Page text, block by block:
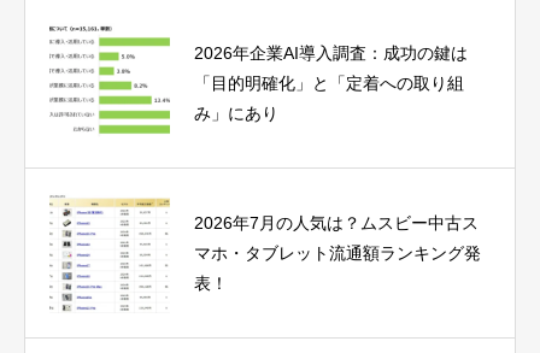
2026年企業AI導入調査：成功の鍵は
「目的明確化」と「定着への取り組
み」にあり
2026年7月の人気は？ムスビー中古ス
マホ・タブレット流通額ランキング発
表！